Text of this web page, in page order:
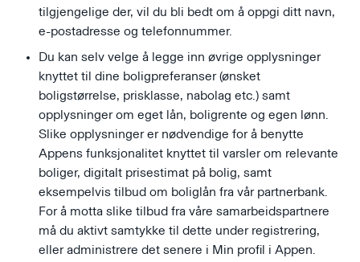
tilgjengelige der, vil du bli bedt om å oppgi ditt navn,
e-postadresse og telefonnummer.
Du kan selv velge å legge inn øvrige opplysninger
knyttet til dine boligpreferanser (ønsket
boligstørrelse, prisklasse, nabolag etc.) samt
opplysninger om eget lån, boligrente og egen lønn.
Slike opplysninger er nødvendige for å benytte
Appens funksjonalitet knyttet til varsler om relevante
boliger, digitalt prisestimat på bolig, samt
eksempelvis tilbud om boliglån fra vår partnerbank.
For å motta slike tilbud fra våre samarbeidspartnere
må du aktivt samtykke til dette under registrering,
eller administrere det senere i Min profil i Appen.